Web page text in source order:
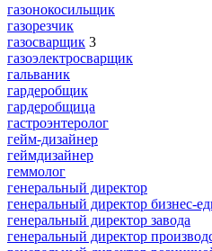
газонокосильщик
газорезчик
газосварщик 3
газоэлектросварщик
гальваник
гардеробщик
гардеробщица
гастроэнтеролог
гейм-дизайнер
геймдизайнер
геммолог
генеральный директор
генеральный директор бизнес-
генеральный директор завода
генеральный директор